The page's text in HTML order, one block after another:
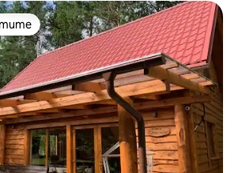
на гостите